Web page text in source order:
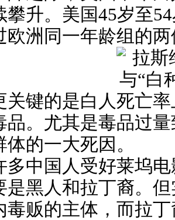
攀升。美国45岁至
欧洲同一年龄组的
关键的是白人死亡
品。尤其是毒品过
体的一大死因。
多中国人受好莱坞
是黑人和拉丁裔。
毒贩的主体，而拉